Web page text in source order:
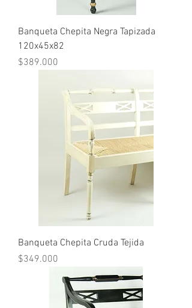
Banqueta Chepita Negra Tapizada
120x45x82
Precio
$389.000
Banqueta Chepita Cruda Tejida
Precio
$349.000